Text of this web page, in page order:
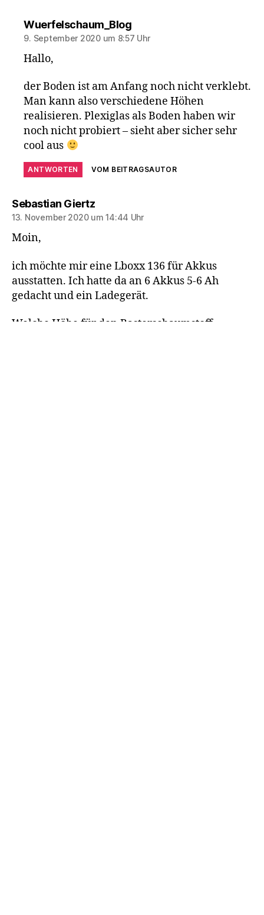
Wuerfelschaum_Blogsagt:
9. September 2020 um 8:57 Uhr
Hallo,
der Boden ist am Anfang noch nicht verklebt.
Man kann also verschiedene Höhen
realisieren. Plexiglas als Boden haben wir
noch nicht probiert – sieht aber sicher sehr
cool aus
ANTWORTEN VOM BEITRAGSAUTOR
Sebastian Giertzsagt:
13. November 2020 um 14:44 Uhr
Moin,
ich möchte mir eine Lboxx 136 für Akkus
ausstatten. Ich hatte da an 6 Akkus 5-6 Ah
gedacht und ein Ladegerät.
Welche Höhe für den Rasterschaumstoff